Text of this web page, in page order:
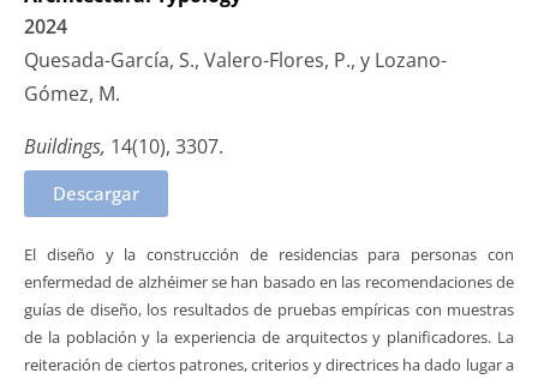
2024
Quesada-García, S., Valero-Flores, P., y Lozano-
Gómez, M.
Buildings, 14(10), 3307.
Descargar
El diseño y la construcción de residencias para personas con
enfermedad de alzhéimer se han basado en las recomendaciones de
guías de diseño, los resultados de pruebas empíricas con muestras
de la población y la experiencia de arquitectos y planificadores. La
reiteración de ciertos patrones, criterios y directrices ha dado lugar a